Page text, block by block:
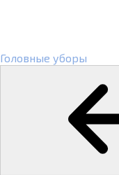
Головные уборы